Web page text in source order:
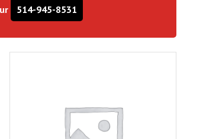
514-945-8531